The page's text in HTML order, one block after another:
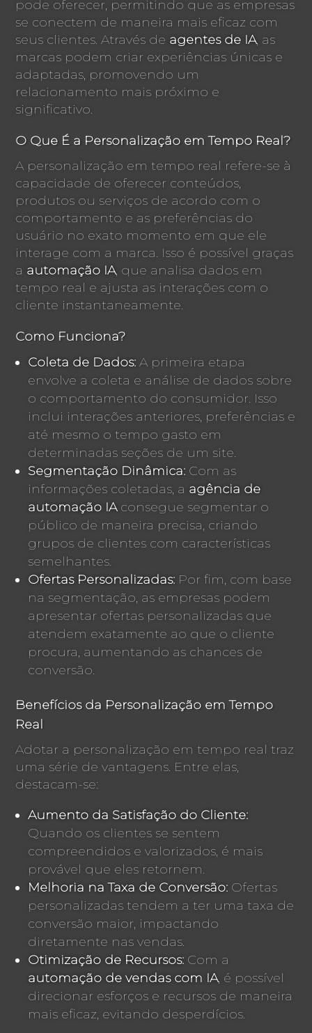
pode oferecer, permitindo que as empresas
se conectem de maneira mais eficaz com
seus clientes. Através de agentes de IA, as
marcas podem criar experiências únicas e
adaptadas, promovendo um
relacionamento mais próximo e
significativo.
O Que É a Personalização em Tempo Real?
A personalização em tempo real refere-se à
capacidade de oferecer conteúdos,
produtos ou serviços de acordo com o
comportamento e as preferências do
usuário no exato momento em que ele
interage com a marca. Isso é possível graças
a automação IA, que analisa dados em
tempo real e ajusta as interações com o
cliente instantaneamente.
Como Funciona?
Coleta de Dados: A primeira etapa
envolve a coleta e análise de dados sobre
o comportamento do consumidor. Isso
inclui interações anteriores, preferências e
até mesmo o tempo gasto em
determinadas seções de um site.
Segmentação Dinâmica: Com as
informações coletadas, a agência de
automação IAconsegue segmentar o
público de maneira precisa, criando
grupos de clientes com características
semelhantes.
Ofertas Personalizadas: Por fim, com base
na segmentação, as empresas podem
apresentar ofertas personalizadas que
atendem exatamente ao que o cliente
procura, aumentando as chances de
conversão.
Benefícios da Personalização em Tempo
Real
Adotar a personalização em tempo real traz
uma série de vantagens. Entre elas,
destacam-se:
Aumento da Satisfação do Cliente:
Quando os clientes se sentem
compreendidos e valorizados, é mais
provável que eles retornem.
Melhoria na Taxa de Conversão: Ofertas
personalizadas tendem a ter uma taxa de
conversão maior, impactando
diretamente nas vendas.
Otimização de Recursos: Com a
automação de vendas com IA, é possível
direcionar esforços e recursos de maneira
mais eficaz, evitando desperdícios.